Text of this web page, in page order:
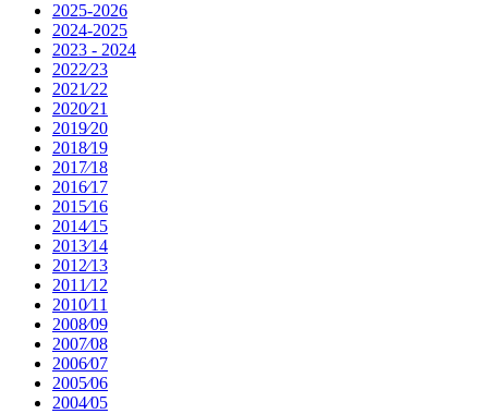
2025-2026
2024-2025
2023 - 2024
2022⁄23
2021⁄22
2020⁄21
2019⁄20
2018⁄19
2017⁄18
2016⁄17
2015⁄16
2014⁄15
2013⁄14
2012⁄13
2011⁄12
2010⁄11
2008⁄09
2007⁄08
2006⁄07
2005⁄06
2004⁄05